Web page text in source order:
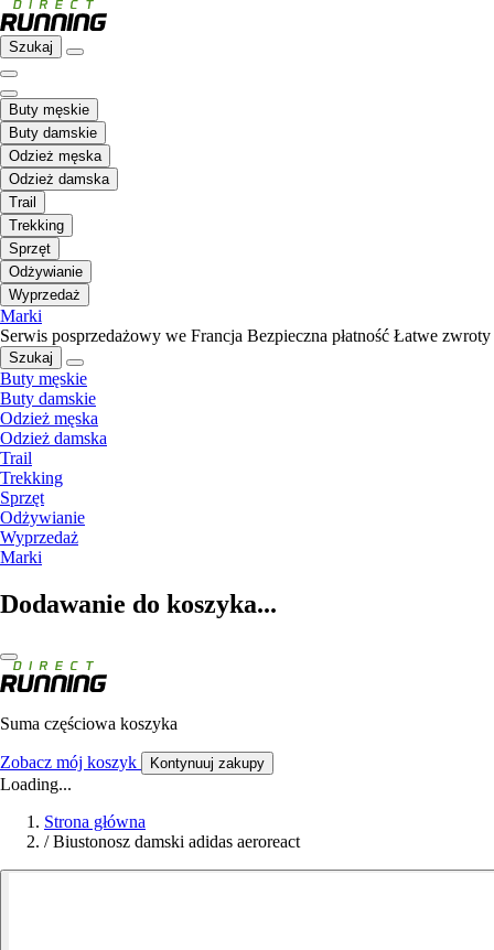
Szukaj
Buty męskie
Buty damskie
Odzież męska
Odzież damska
Trail
Trekking
Sprzęt
Odżywianie
Wyprzedaż
Marki
Serwis posprzedażowy we Francja Bezpieczna płatność Łatwe zwroty
Szukaj
Buty męskie
Buty damskie
Odzież męska
Odzież damska
Trail
Trekking
Sprzęt
Odżywianie
Wyprzedaż
Marki
Dodawanie do koszyka...
Suma częściowa koszyka
Zobacz mój koszyk Kontynuuj zakupy
Loading...
Strona główna
/ Biustonosz damski adidas aeroreact